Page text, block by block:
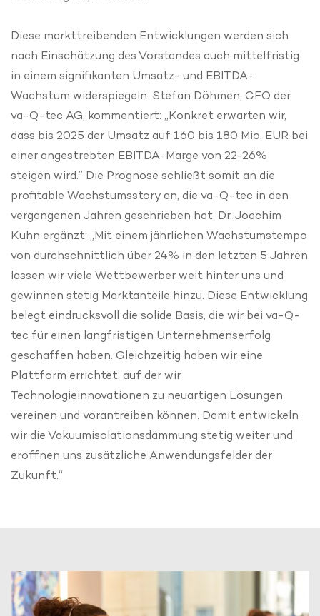
Diese markttreibenden Entwicklungen werden sich
nach Einschätzung des Vorstandes auch mittelfristig
in einem signifikanten Umsatz- und EBITDA-
Wachstum widerspiegeln. Stefan Döhmen, CFO der
va-Q-tec AG, kommentiert: „Konkret erwarten wir,
dass bis 2025 der Umsatz auf 160 bis 180 Mio. EUR bei
einer angestrebten EBITDA-Marge von 22-26%
steigen wird.” Die Prognose schließt somit an die
profitable Wachstumsstory an, die va-Q-tec in den
vergangenen Jahren geschrieben hat. Dr. Joachim
Kuhn ergänzt: „Mit einem jährlichen Wachstumstempo
von durchschnittlich über 24% in den letzten 5 Jahren
lassen wir viele Wettbewerber weit hinter uns und
gewinnen stetig Marktanteile hinzu. Diese Entwicklung
belegt eindrucksvoll die solide Basis, die wir bei va-Q-
tec für einen langfristigen Unternehmenserfolg
geschaffen haben. Gleichzeitig haben wir eine
Plattform errichtet, auf der wir
Technologieinnovationen zu neuartigen Lösungen
vereinen und vorantreiben können. Damit entwickeln
wir die Vakuumisolationsdämmung stetig weiter und
eröffnen uns zusätzliche Anwendungsfelder der
Zukunft.“